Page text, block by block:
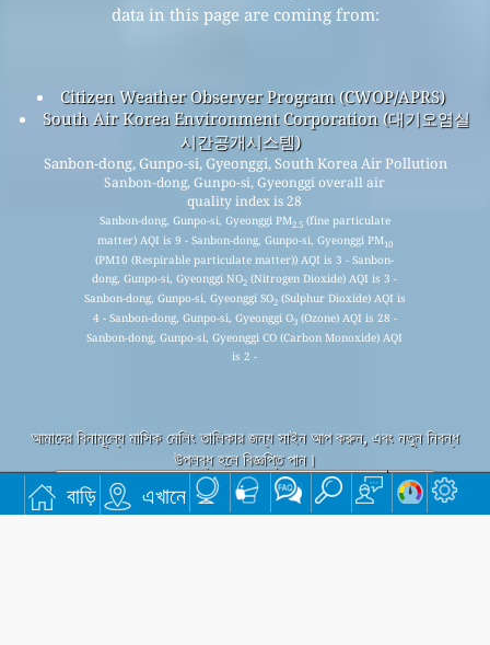
বাড়ি এখানে
data in this page are coming from:
Citizen Weather Observer Program (CWOP/APRS)
South Air Korea Environment Corporation (대기오염실
시간공개시스템)
Sanbon-dong, Gunpo-si, Gyeonggi, South Korea Air Pollution
Sanbon-dong, Gunpo-si, Gyeonggi overall air
quality index is 28
Sanbon-dong, Gunpo-si, Gyeonggi PM2.5(fine particulate
matter) AQI is 9 - Sanbon-dong, Gunpo-si, Gyeonggi PM10
(PM10 (Respirable particulate matter)) AQI is 3 - Sanbon-
dong, Gunpo-si, Gyeonggi NO2 (Nitrogen Dioxide) AQI is 3 -
Sanbon-dong, Gunpo-si, Gyeonggi SO2(Sulphur Dioxide) AQI is
4 - Sanbon-dong, Gunpo-si, Gyeonggi O3(Ozone) AQI is 28 -
Sanbon-dong, Gunpo-si, Gyeonggi CO (Carbon Monoxide) AQI
is 2 -
আমাদের বিনামূল্যে মাসিক মেলিং তালিকার জন্য সাইন আপ করুন, এবং নতুন নিবন্ধ
উপলব্ধ হলে বিজ্ঞপ্তি পান।
জমা